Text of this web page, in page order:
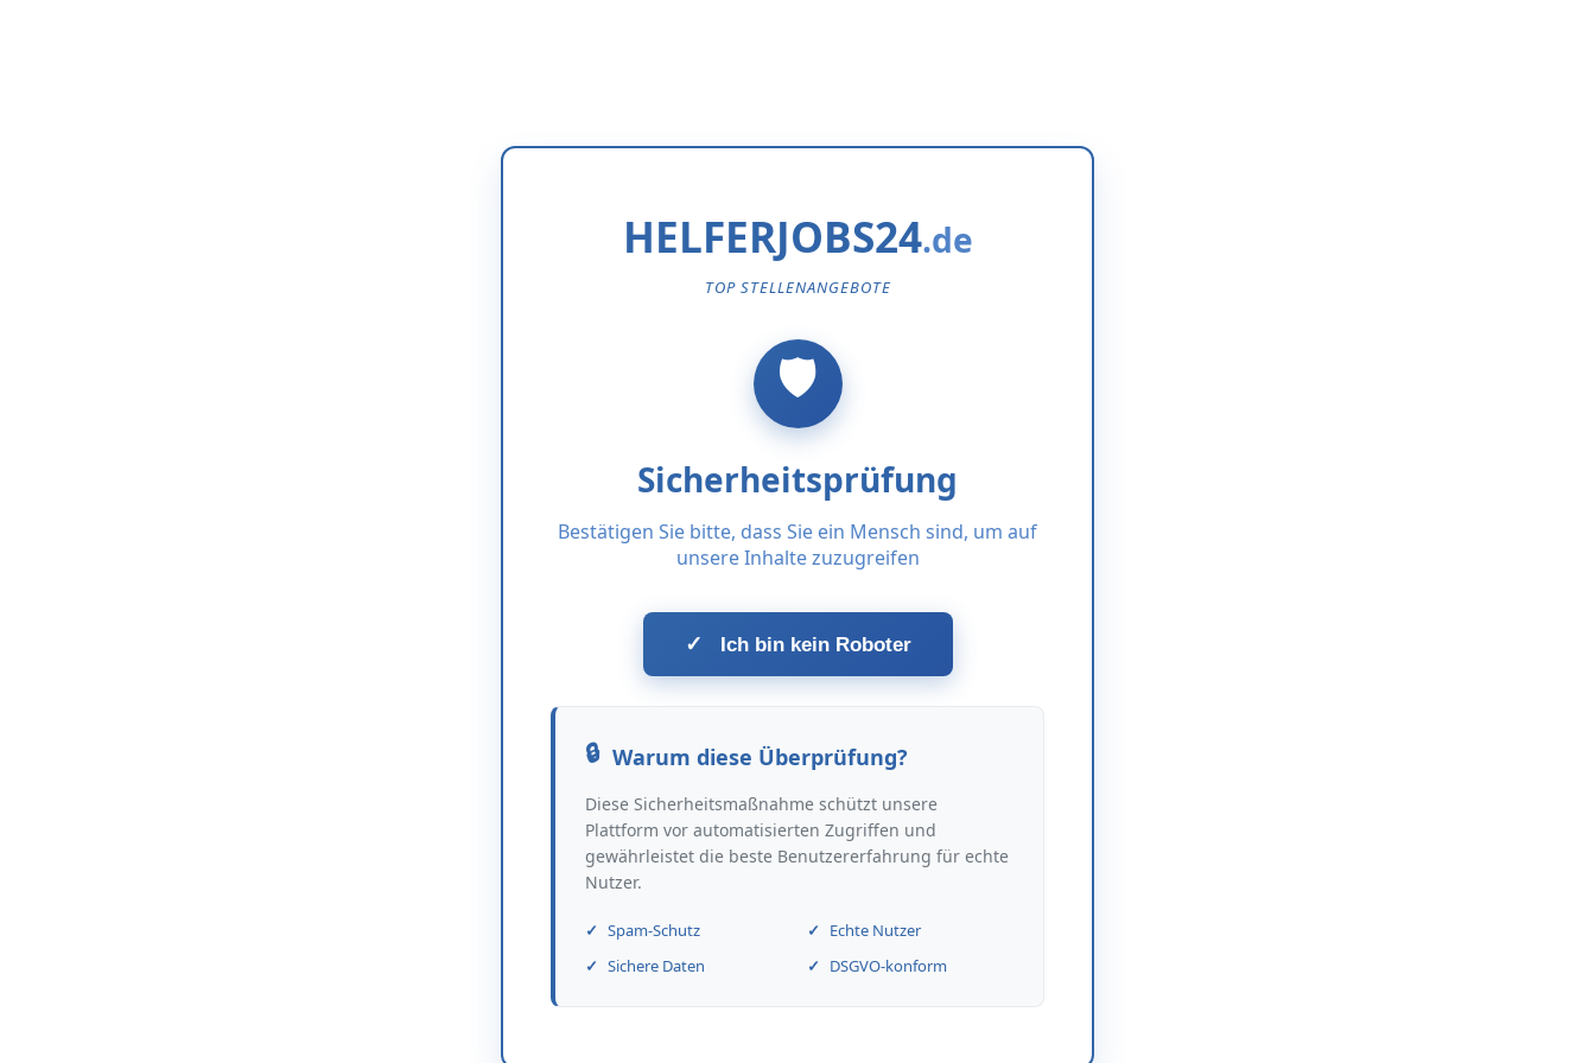
HELFERJOBS24
TOP STELLENANGEBOTE
Sicherheitsprüfung
Bestätigen Sie bitte, dass Sie ein Mensch sind, um auf
unsere Inhalte zuzugreifen
✓ Ich bin kein Roboter
Warum diese Überprüfung?
Diese Sicherheitsmaßnahme schützt unsere
Plattform vor automatisierten Zugriffen und
gewährleistet die beste Benutzererfahrung für echte
Nutzer.
Spam-Schutz
Echte Nutzer
Sichere Daten
DSGVO-konform